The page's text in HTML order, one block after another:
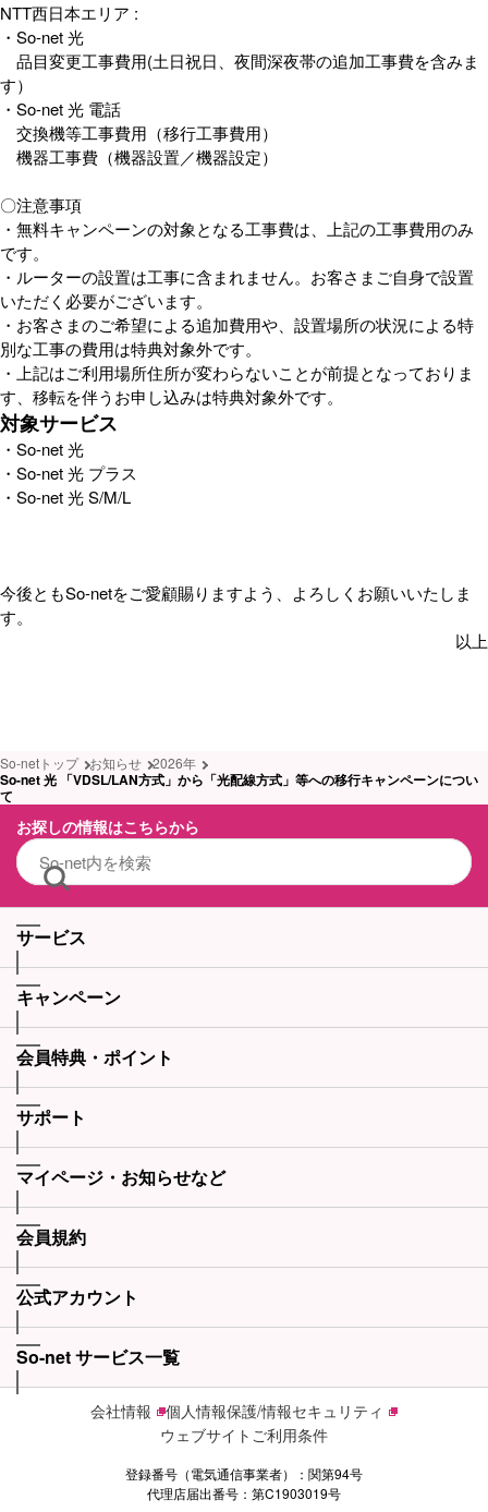
NTT西日本エリア :
・So-net 光
品目変更工事費用(土日祝日、夜間深夜帯の追加工事費を含みま
す）
・So-net 光 電話
交換機等工事費用（移行工事費用）
機器工事費（機器設置／機器設定）
〇注意事項
・無料キャンペーンの対象となる工事費は、上記の工事費用のみ
です。
・ルーターの設置は工事に含まれません。お客さまご自身で設置
いただく必要がございます。
・お客さまのご希望による追加費用や、設置場所の状況による特
別な工事の費用は特典対象外です。
・上記はご利用場所住所が変わらないことが前提となっておりま
す、移転を伴うお申し込みは特典対象外です。
対象サービス
・So-net 光
・So-net 光 プラス
・So-net 光 S/M/L
今後ともSo-netをご愛顧賜りますよう、よろしくお願いいたしま
す。
以上
So-netトップ お知らせ 2026年
So-net 光 「VDSL/LAN方式」から「光配線方式」等への移行キャンペーンについ
て
お探しの情報はこちらから
サービス
キャンペーン
会員特典・ポイント
サポート
マイページ・お知らせなど
会員規約
公式アカウント
So-net サービス一覧
会社情報
個人情報保護/情報セキュリティ
ウェブサイトご利用条件
登録番号（電気通信事業者）：関第94号
代理店届出番号：第C1903019号